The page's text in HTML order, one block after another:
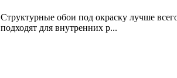
Структурные обои под окраску лучше
подходят для внутренних р...